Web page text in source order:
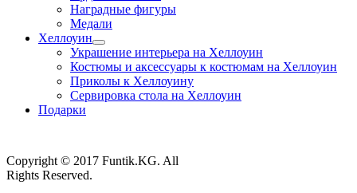
Наградные фигуры
Медали
Хеллоуин
Украшение интерьера на Хеллоуин
Костюмы и аксессуары к костюмам на Хеллоуин
Приколы к Хеллоуину
Сервировка стола на Хеллоуин
Подарки
Copyright © 2017 Funtik.KG. All
Rights Reserved.